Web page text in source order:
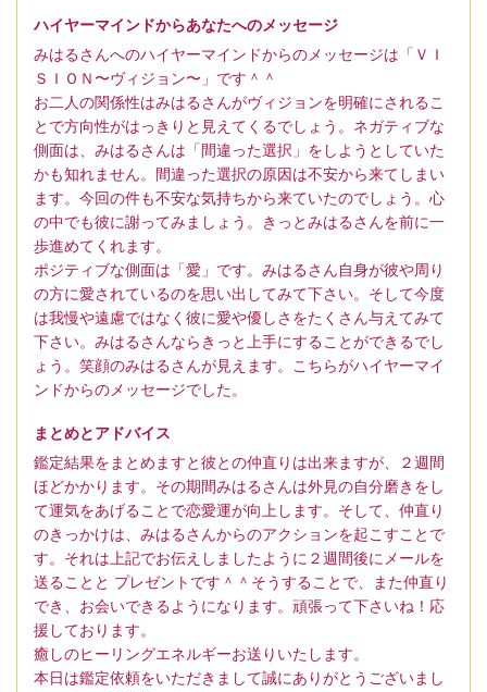
ハイヤーマインドからあなたへのメッセージ
みはるさんへのハイヤーマインドからのメッセージは「ＶＩ
ＳＩＯＮ〜ヴィジョン〜」です＾＾
お二人の関係性はみはるさんがヴィジョンを明確にされるこ
とで方向性がはっきりと見えてくるでしょう。ネガティブな
側面は、みはるさんは「間違った選択」をしようとしていた
かも知れません。間違った選択の原因は不安から来てしまい
ます。今回の件も不安な気持ちから来ていたのでしょう。心
の中でも彼に謝ってみましょう。きっとみはるさんを前に一
歩進めてくれます。
ポジティブな側面は「愛」です。みはるさん自身が彼や周り
の方に愛されているのを思い出してみて下さい。そして今度
は我慢や遠慮ではなく彼に愛や優しさをたくさん与えてみて
下さい。みはるさんならきっと上手にすることができるでし
ょう。笑顔のみはるさんが見えます。こちらがハイヤーマイ
ンドからのメッセージでした。
まとめとアドバイス
鑑定結果をまとめますと彼との仲直りは出来ますが、２週間
ほどかかります。その期間みはるさんは外見の自分磨きをし
て運気をあげることで恋愛運が向上します。そして、仲直り
のきっかけは、みはるさんからのアクションを起こすことで
す。それは上記でお伝えしましたように２週間後にメールを
送ることと プレゼントです＾＾そうすることで、また仲直り
でき、お会いできるようになります。頑張って下さいね！応
援しております。
癒しのヒーリングエネルギーお送りいたします。
本日は鑑定依頼をいただきまして誠にありがとうございまし